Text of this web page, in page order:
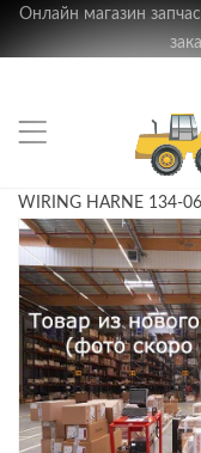
Онлайн магазин
WIRING HARNE 134-